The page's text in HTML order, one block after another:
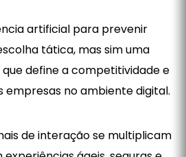
artificial para prevenir
tática, mas sim uma
define a competitividade e
empresas no ambiente digital.
de interação se multiplicam